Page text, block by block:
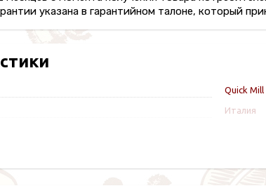
указана в гарантийном талоне, который
Quick Mill
Италия